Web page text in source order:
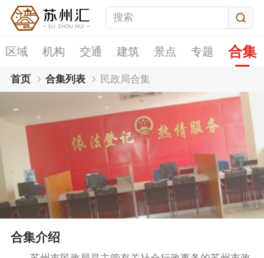
区域 机构 交通 建筑 景点 专题 合集
首页 合集列表 民政局合集
合集介绍